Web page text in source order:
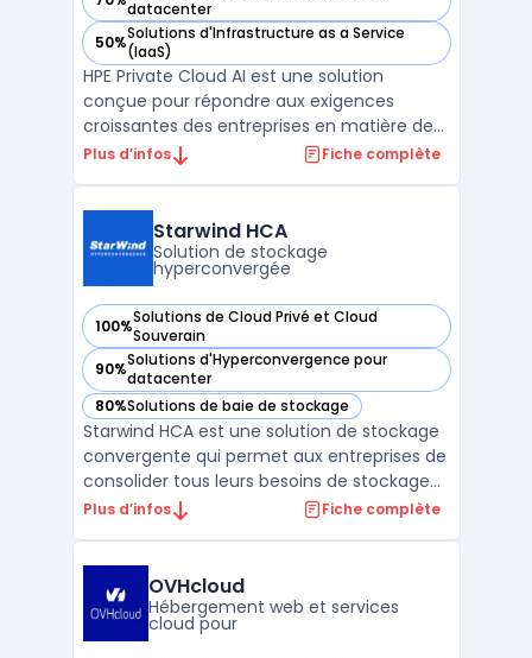
datacenter
— voir HPE Private Cloud AI dans cette catégorie
50%Solutions d'Infrastructure as a Service
(IaaS)
— voir HPE Private Cloud AI dans cette catégorie
HPE Private Cloud AI est une solution
conçue pour répondre aux exigences
croissantes des entreprises en matière de
déploiement de l’intelligence artificielle sur
intégrant des composants matériels et
logiciels optimisés ...
Plus d’infos Fiche complète
Starwind HCA
Solution de stockage
hyperconvergée
100%Solutions de Cloud Privé et Cloud
Souverain
— voir Starwind HCA dans cette catégorie
90%Solutions d'Hyperconvergence pour
datacenter
— voir Starwind HCA dans cette catégorie
80%Solutions de baie de stockage
— voir Starwind HCA dans cette catégorie
Starwind HCA est une solution de stockage
convergente qui permet aux entreprises de
consolider tous leurs besoins de stockage
et de virtualisation. Elle combine une
disponible pour une capacité de stockage à
la fois flexible e ...
Plus d’infos Fiche complète
OVHcloud
Hébergement web et services
cloud pour